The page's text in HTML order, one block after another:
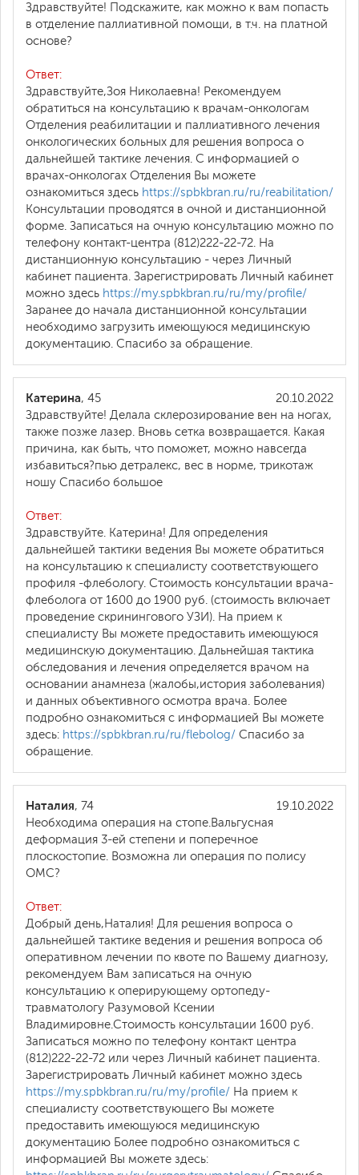
Здравствуйте! Подскажите, как можно к вам попасть
в отделение паллиативной помощи, в т.ч. на платной
основе?
Ответ:
Здравствуйте,Зоя Николаевна! Рекомендуем
обратиться на консультацию к врачам-онкологам
Отделения реабилитации и паллиативного лечения
онкологических больных для решения вопроса о
дальнейшей тактике лечения. С информацией о
врачах-онкологах Отделения Вы можете
ознакомиться здесь https://spbkbran.ru/ru/reabilitation/
Консультации проводятся в очной и дистанционной
форме. Записаться на очную консультацию можно по
телефону контакт-центра (812)222-22-72. На
дистанционную консультацию - через Личный
кабинет пациента. Зарегистрировать Личный кабинет
можно здесь https://my.spbkbran.ru/ru/my/profile/
Заранее до начала дистанционной консультации
необходимо загрузить имеющуюся медицинскую
документацию. Спасибо за обращение.
20.10.2022
Катерина, 45
Здравствуйте! Делала склерозирование вен на ногах,
также позже лазер. Вновь сетка возвращается. Какая
причина, как быть, что поможет, можно навсегда
избавиться?пью детралекс, вес в норме, трикотаж
ношу Спасибо большое
Ответ:
Здравствуйте. Катерина! Для определения
дальнейшей тактики ведения Вы можете обратиться
на консультацию к специалисту соответствующего
профиля -флебологу. Стоимость консультации врача-
флеболога от 1600 до 1900 руб. (стоимость включает
проведение скринингового УЗИ). На прием к
специалисту Вы можете предоставить имеющуюся
медицинскую документацию. Дальнейшая тактика
обследования и лечения определяется врачом на
основании анамнеза (жалобы,история заболевания)
и данных объективного осмотра врача. Более
подробно ознакомиться с информацией Вы можете
здесь: https://spbkbran.ru/ru/flebolog/ Спасибо за
обращение.
19.10.2022
Наталия, 74
Необходима операция на стопе.Вальгусная
деформация 3-ей степени и поперечное
плоскостопие. Возможна ли операция по полису
ОМС?
Ответ:
Добрый день,Наталия! Для решения вопроса о
дальнейшей тактике ведения и решения вопроса об
оперативном лечении по квоте по Вашему диагнозу,
рекомендуем Вам записаться на очную
консультацию к оперирующему ортопеду-
травматологу Разумовой Ксении
Владимировне.Стоимость консультации 1600 руб.
Записаться можно по телефону контакт центра
(812)222-22-72 или через Личный кабинет пациента.
Зарегистрировать Личный кабинет можно здесь
https://my.spbkbran.ru/ru/my/profile/ На прием к
специалисту соответствующего Вы можете
предоставить имеющуюся медицинскую
документацию Более подробно ознакомиться с
информацией Вы можете здесь: